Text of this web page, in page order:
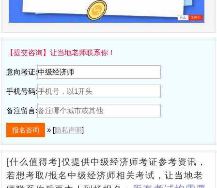
【提交咨询】让当地老师联系你！
意向考证:
手机号码:
备注留言:
» [隐私声明]
[什么值得考]仅提供中级经济师考证参考资讯，
若想考取/报名中级经济师相关考试，让当地老